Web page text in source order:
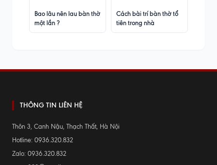
Bao lâu nên lau bàn thờ
một lần ?
Cách bài trí bàn thờ tổ
tiên trong nhà
THÔNG TIN LIÊN HỆ
Thôn 3, Canh Nậu, Thạch Thất, Hà Nội
Hotline: 0936.320.832
Zalo: 0936.320.832